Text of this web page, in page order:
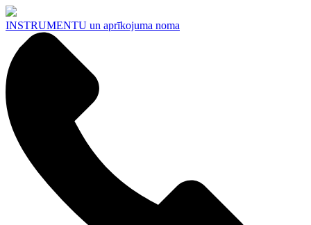
INSTRUMENTU un aprīkojuma noma